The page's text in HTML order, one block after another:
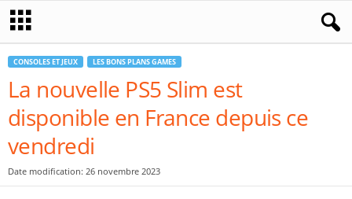
CONSOLES ET JEUX LES BONS PLANS GAMES
La nouvelle PS5 Slim est
disponible en France depuis ce
vendredi
Date modification: 26 novembre 2023